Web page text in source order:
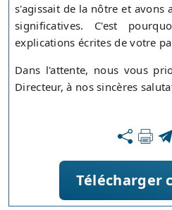
s'agissait de la nôtre et avons
significatives. C'est
explications écrites de votre
Dans l'attente, nous vous
Directeur, à nos sincères
Télécharger